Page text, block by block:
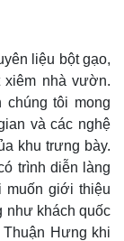
liệu bột gạo,
nhà vườn.
tôi mong
và các nghệ
khu trưng bày.
trình diễn làng
muốn giới thiệu
như khách quốc
Hưng khi